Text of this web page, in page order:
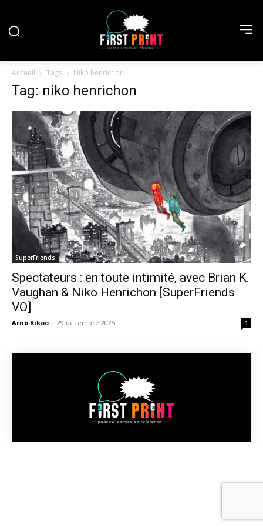
Accueil Tags Niko henrichon
Tag: niko henrichon
SuperFriends
Spectateurs : en toute intimité, avec Brian K.
Vaughan & Niko Henrichon [SuperFriends
VO]
Arno Kikoo - 29 décembre 2025 1